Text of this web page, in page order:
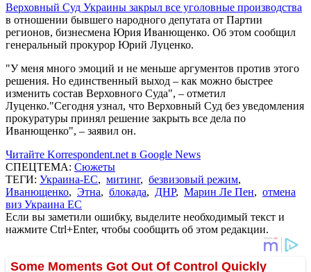
Верховный Суд Украины закрыл все уголовные производства
в отношении бывшего народного депутата от Партии
регионов, бизнесмена Юрия Иванющенко. Об этом сообщил
генеральный прокурор Юрий Луценко.
"У меня много эмоций и не меньше аргументов против этого
решения. Но единственный выход – как можно быстрее
изменить состав Верховного Суда", – отметил
Луценко."Сегодня узнал, что Верховный Суд без уведомления
прокуратуры принял решение закрыть все дела по
Иванющенко", – заявил он.
Читайте Korrespondent.net в Google News
СПЕЦТЕМА: Сюжеты
ТЕГИ: Украина-ЕС, митинг, безвизовый режим,
Иванющенко, Этна, блокада, ДНР, Марин Ле Пен, отмена
виз Украина ЕС
Если вы заметили ошибку, выделите необходимый текст и
нажмите Ctrl+Enter, чтобы сообщить об этом редакции.